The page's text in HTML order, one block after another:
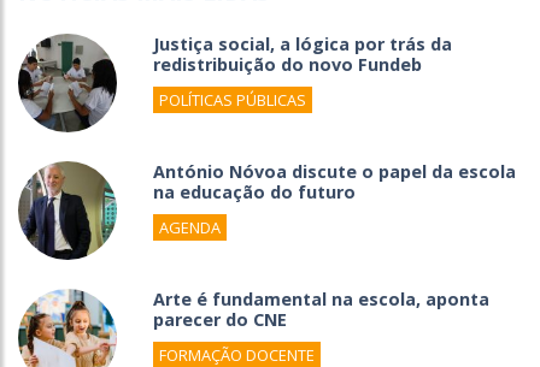
Justiça social, a lógica por trás da
redistribuição do novo Fundeb
POLÍTICAS PÚBLICAS
António Nóvoa discute o papel da escola
na educação do futuro
AGENDA
Arte é fundamental na escola, aponta
parecer do CNE
FORMAÇÃO DOCENTE